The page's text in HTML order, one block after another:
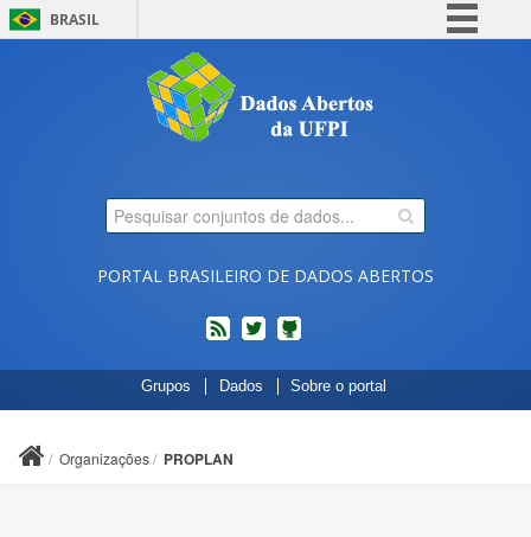
BRASIL
Comunica BR
Participe
Legislação
PORTAL BRASILEIRO DE DADOS ABERTOS
feed twitterCódigos
fonte
de
Grupos Dados Sobre o portal
Organizações PROPLAN